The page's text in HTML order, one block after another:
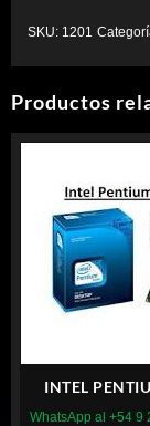
SKU: 1201
Productos
INTEL
WhatsApp al +54 9